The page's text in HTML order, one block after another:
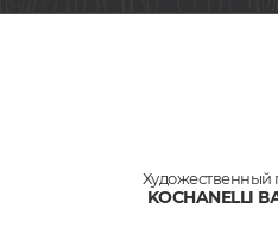
Художественный
KOCHANELLI